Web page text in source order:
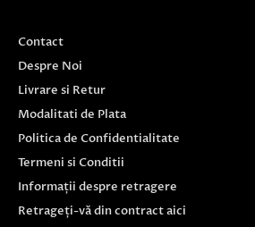
Contact
Despre Noi
Livrare si Retur
Modalitati de Plata
Politica de Confidentialitate
Termeni si Conditii
Informații despre retragere
Retrageți-vă din contract aici